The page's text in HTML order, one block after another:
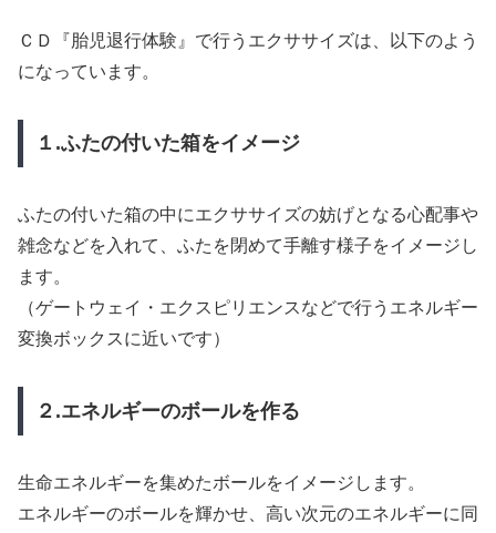
ＣＤ『胎児退行体験』で行うエクササイズは、以下のよう
になっています。
１.ふたの付いた箱をイメージ
ふたの付いた箱の中にエクササイズの妨げとなる心配事や
雑念などを入れて、ふたを閉めて手離す様子をイメージし
ます。
（ゲートウェイ・エクスピリエンスなどで行うエネルギー
変換ボックスに近いです）
２.エネルギーのボールを作る
生命エネルギーを集めたボールをイメージします。
エネルギーのボールを輝かせ、高い次元のエネルギーに同